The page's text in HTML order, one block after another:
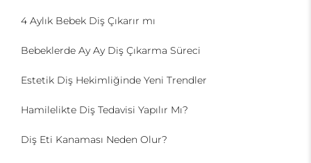
4 Aylık Bebek Diş Çıkarır mı
Bebeklerde Ay Ay Diş Çıkarma Süreci
Estetik Diş Hekimliğinde Yeni Trendler
Hamilelikte Diş Tedavisi Yapılır Mı?
Diş Eti Kanaması Neden Olur?